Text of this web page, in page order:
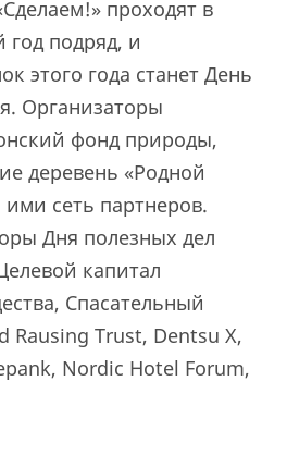
проходят в
подряд, и
этого года станет День
Организаторы
фонд природы,
деревень «Родной
ими сеть партнеров.
Дня полезных дел
капитал
Спасательный
Rausing Trust, Dentsu X,
Nordic Hotel Forum,